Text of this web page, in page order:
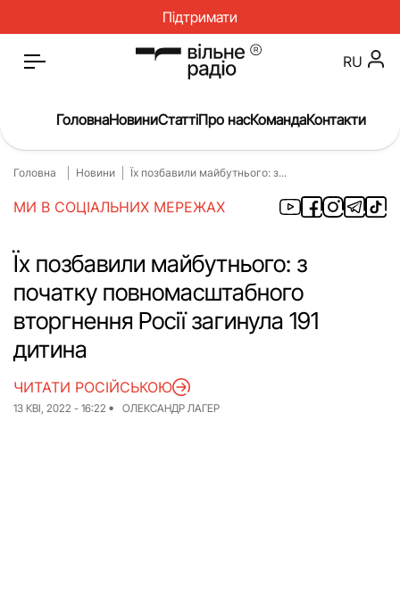
Підтримати
Головна
Новини
Окупація
Про нас
Війна
Гроші
Освіта
Інструкції
Медицина
ЖКГ
RU
ГоловнаНовиниСтаттіПро насКомандаКонтакти
Головна Новини Їх позбавили майбутнього: з...
МИ В СОЦІАЛЬНИХ МЕРЕЖАХ
Їх позбавили майбутнього: з
початку повномасштабного
вторгнення Росії загинула 191
дитина
13 КВІ, 2022 - 16:22 ОЛЕКСАНДР ЛАГЕР
ЧИТАТИ РОСІЙСЬКОЮ